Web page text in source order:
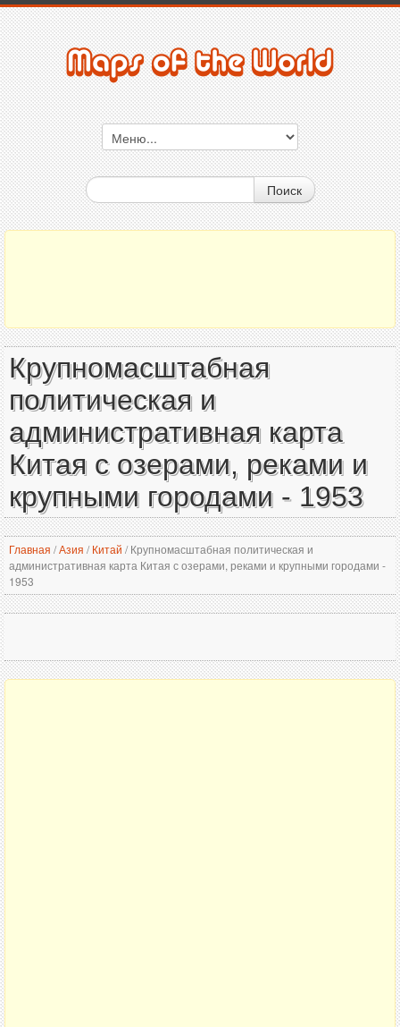
Поиск
Крупномасштабная
политическая и
административная карта
Китая с озерами, реками и
крупными городами - 1953
Главная /Азия / Китай /Крупномасштабная политическая и
административная карта Китая с озерами, реками и крупными городами -
1953